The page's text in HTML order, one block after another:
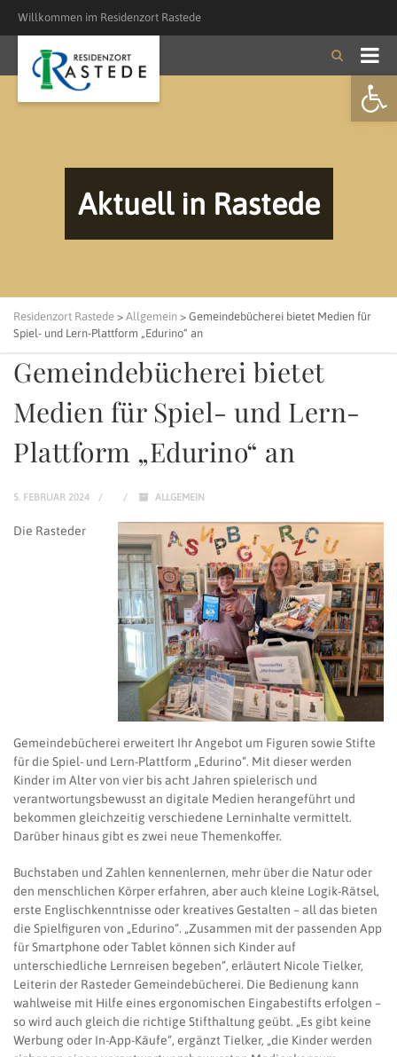
Willkommen im Residenzort Rastede
Aktuell in Rastede
Residenzort Rastede > Allgemein > Gemeindebücherei bietet Medien für
Spiel- und Lern-Plattform „Edurino“ an
Gemeindebücherei bietet
Medien für Spiel- und Lern-
Plattform „Edurino“ an
5. FEBRUAR 2024 ALLGEMEIN
Die Rasteder
Gemeindebücherei erweitert Ihr Angebot um Figuren sowie Stifte
für die Spiel- und Lern-Plattform „Edurino“. Mit dieser werden
Kinder im Alter von vier bis acht Jahren spielerisch und
verantwortungsbewusst an digitale Medien herangeführt und
bekommen gleichzeitig verschiedene Lerninhalte vermittelt.
Darüber hinaus gibt es zwei neue Themenkoffer.
Buchstaben und Zahlen kennenlernen, mehr über die Natur oder
den menschlichen Körper erfahren, aber auch kleine Logik-Rätsel,
erste Englischkenntnisse oder kreatives Gestalten – all das bieten
die Spielfiguren von „Edurino“. „Zusammen mit der passenden App
für Smartphone oder Tablet können sich Kinder auf
unterschiedliche Lernreisen begeben“, erläutert Nicole Tielker,
Leiterin der Rasteder Gemeindebücherei. Die Bedienung kann
wahlweise mit Hilfe eines ergonomischen Eingabestifts erfolgen –
so wird auch gleich die richtige Stifthaltung geübt. „Es gibt keine
Werbung oder In-App-Käufe“, ergänzt Tielker, „die Kinder werden